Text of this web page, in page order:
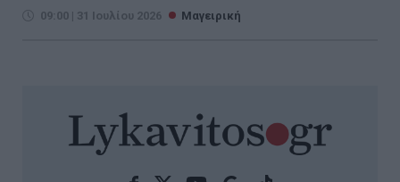
09:00 | 31 Ιουλίου 2026 Μαγειρική